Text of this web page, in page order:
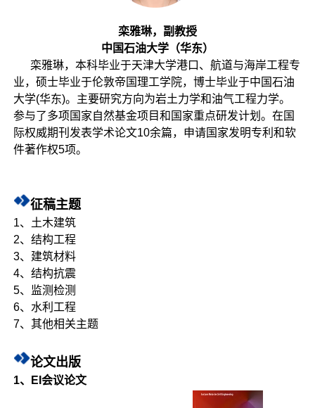
栾雅琳，副教授
中国石油大学（华东）
栾雅琳，本科毕业于天津大学港口、航道与海岸工程专
业，硕士毕业于伦敦帝国理工学院，博士毕业于中国石油
大学(华东)。主要研究方向为岩土力学和油气工程力学。
参与了多项国家自然基金项目和国家重点研发计划。在国
际权威期刊发表学术论文10余篇，申请国家发明专利和软
件著作权5项。
征稿主题
1、土木建筑
2、结构工程
3、建筑材料
4、结构抗震
5、监测检测
6、水利工程
7、其他相关主题
论文出版
1、EI会议论文